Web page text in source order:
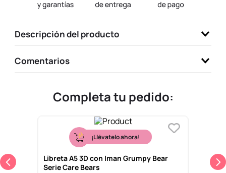
Descripción del producto
Comentarios
Completa tu pedido:
¡Llévatelo ahora!
Libreta A5 3D con Iman Grumpy Bear
Serie Care Bears
llaveros
10
one piece